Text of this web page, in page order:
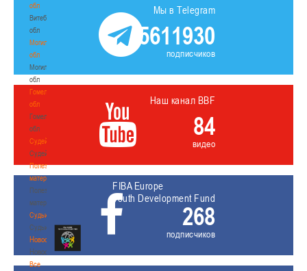
обл
Витебская
обл
Могилевская
обл
Могилевская
обл
Гомельская
обл
Гомельская
обл
Судейство
Судейство
Полезные
материалы
Полезные
материалы
Судьи
Судьи
Новости
Новости
Все
Мы в Telegram
5611930
подписчиков
Наш канал BBF
84
видео
FIBA Europe
Youth Development Fund
268
подписчиков